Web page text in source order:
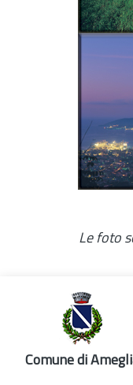
Le foto
Comune di